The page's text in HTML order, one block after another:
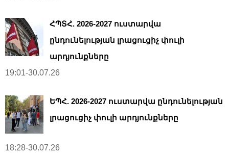
ՀՊՏՀ. 2026-2027 ուստարվա
ընդունելության լրացուցիչ փուլի
արդյունքները
19:01-30.07.26
ԵՊՀ. 2026-2027 ուստարվա ընդունելության
լրացուցիչ փուլի արդյունքները
18:28-30.07.26